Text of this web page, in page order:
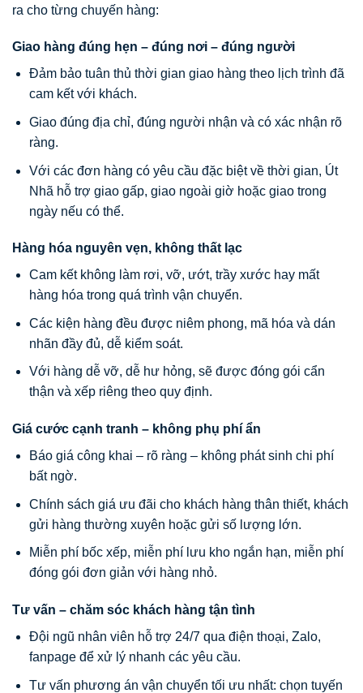
ra cho từng chuyến hàng:
Giao hàng đúng hẹn – đúng nơi – đúng người
Đảm bảo tuân thủ thời gian giao hàng theo lịch trình đã
cam kết với khách.
Giao đúng địa chỉ, đúng người nhận và có xác nhận rõ
ràng.
Với các đơn hàng có yêu cầu đặc biệt về thời gian, Út
Nhã hỗ trợ giao gấp, giao ngoài giờ hoặc giao trong
ngày nếu có thể.
Hàng hóa nguyên vẹn, không thất lạc
Cam kết không làm rơi, vỡ, ướt, trầy xước hay mất
hàng hóa trong quá trình vận chuyển.
Các kiện hàng đều được niêm phong, mã hóa và dán
nhãn đầy đủ, dễ kiểm soát.
Với hàng dễ vỡ, dễ hư hỏng, sẽ được đóng gói cẩn
thận và xếp riêng theo quy định.
Giá cước cạnh tranh – không phụ phí ẩn
Báo giá công khai – rõ ràng – không phát sinh chi phí
bất ngờ.
Chính sách giá ưu đãi cho khách hàng thân thiết, khách
gửi hàng thường xuyên hoặc gửi số lượng lớn.
Miễn phí bốc xếp, miễn phí lưu kho ngắn hạn, miễn phí
đóng gói đơn giản với hàng nhỏ.
Tư vấn – chăm sóc khách hàng tận tình
Đội ngũ nhân viên hỗ trợ 24/7 qua điện thoại, Zalo,
fanpage để xử lý nhanh các yêu cầu.
Tư vấn phương án vận chuyển tối ưu nhất: chọn tuyến